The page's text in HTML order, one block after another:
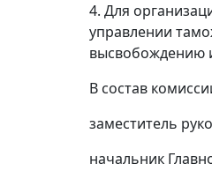
4. Для
управлении
высвобождению
В состав
заместитель
начальник